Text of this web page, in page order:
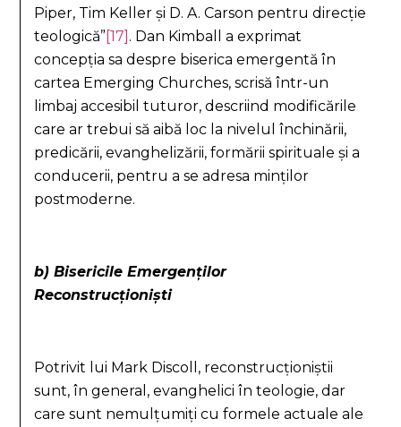
Piper, Tim Keller și D. A. Carson pentru direcție
teologică” [17] . Dan Kimball a exprimat
concepția sa despre biserica emergentă în
cartea Emerging Churches, scrisă într-un
limbaj accesibil tuturor, descriind modificările
care ar trebui să aibă loc la nivelul închinării,
predicării, evanghelizării, formării spirituale și a
conducerii, pentru a se adresa minților
postmoderne.
b) Bisericile Emergenților
Reconstrucționiști
Potrivit lui Mark Discoll, reconstrucționiștii
sunt, în general, evanghelici în teologie, dar
care sunt nemulțumiți cu formele actuale ale